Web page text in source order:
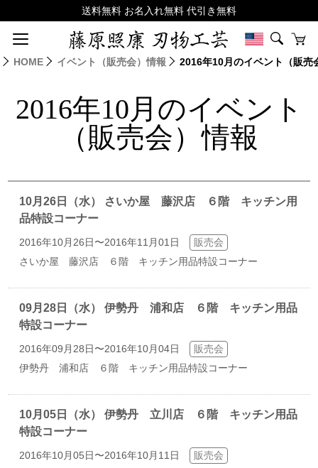
HOME イベント（販売会）情報 2016年10月のイベント（販売
2016年10月のイベント
（販売会）情報
10月26日（水） さいか屋 藤沢店 ６階 キッチン用
品特設コーナー
2016年10月26日〜2016年11月01日
販売会
さいか屋 藤沢店 ６階 キッチン用品特設コーナー
09月28日（水） 伊勢丹 浦和店 ６階 キッチン用品
特設コーナー
2016年09月28日〜2016年10月04日
販売会
伊勢丹 浦和店 ６階 キッチン用品特設コーナー
10月05日（水） 伊勢丹 立川店 ６階 キッチン用品
特設コーナー
2016年10月05日〜2016年10月11日
販売会